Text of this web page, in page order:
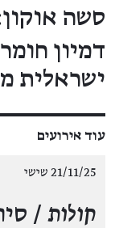
סשה
דמיון
ישראלית
עוד אירועים
21/11/25 שישי
קולות /